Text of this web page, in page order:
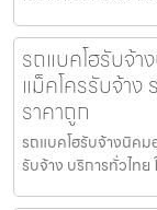
รถแบคโฮรับจ้
แม็คโครรับจ้าง
ราคาถูก
รถแบคโฮรับจ้างนิคม
รับจ้าง บริการทั่วไท